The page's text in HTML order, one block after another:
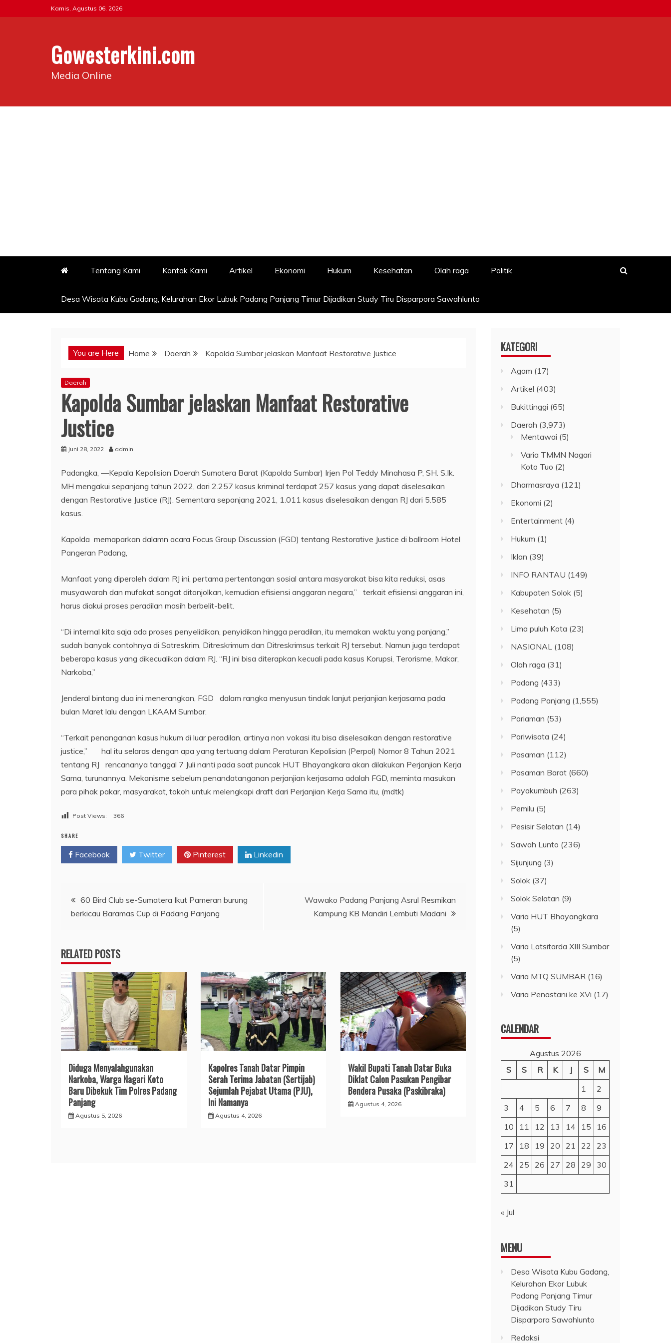
to
Kamis, Agustus 06, 2026
Gowesterkini.com
Media Online
Tentang Kami Kontak Kami Artikel Ekonomi Hukum Kesehatan Olah raga Politik
Desa Wisata Kubu Gadang, Kelurahan Ekor Lubuk Padang Panjang Timur Dijadikan Study Tiru Disparpora Sawahlunto
You are Here Home Daerah Kapolda Sumbar jelaskan Manfaat Restorative Justice
Daerah
Kapolda Sumbar jelaskan Manfaat Restorative
Justice
Juni 28, 2022 admin
Padangka, —Kepala Kepolisian Daerah Sumatera Barat (Kapolda Sumbar) Irjen Pol Teddy Minahasa P, SH. S.Ik.
MH mengakui sepanjang tahun 2022, dari 2.257 kasus kriminal terdapat 257 kasus yang dapat diselesaikan
dengan Restorative Justice (RJ). Sementara sepanjang 2021, 1.011 kasus diselesaikan dengan RJ dari 5.585
kasus.
Kapolda memaparkan dalamn acara Focus Group Discussion (FGD) tentang Restorative Justice di ballroom Hotel
Pangeran Padang,
Manfaat yang diperoleh dalam RJ ini, pertama pertentangan sosial antara masyarakat bisa kita reduksi, asas
musyawarah dan mufakat sangat ditonjolkan, kemudian efisiensi anggaran negara,” terkait efisiensi anggaran ini,
harus diakui proses peradilan masih berbelit-belit.
“Di internal kita saja ada proses penyelidikan, penyidikan hingga peradilan, itu memakan waktu yang panjang,”
sudah banyak contohnya di Satreskrim, Ditreskrimum dan Ditreskrimsus terkait RJ tersebut. Namun juga terdapat
beberapa kasus yang dikecualikan dalam RJ. “RJ ini bisa diterapkan kecuali pada kasus Korupsi, Terorisme, Makar,
Narkoba,”
Jenderal bintang dua ini menerangkan, FGD dalam rangka menyusun tindak lanjut perjanjian kerjasama pada
bulan Maret lalu dengan LKAAM Sumbar.
“Terkait penanganan kasus hukum di luar peradilan, artinya non vokasi itu bisa diselesaikan dengan restorative
justice,” hal itu selaras dengan apa yang tertuang dalam Peraturan Kepolisian (Perpol) Nomor 8 Tahun 2021
tentang RJ rencananya tanggal 7 Juli nanti pada saat puncak HUT Bhayangkara akan dilakukan Perjanjian Kerja
Sama, turunannya. Mekanisme sebelum penandatanganan perjanjian kerjasama adalah FGD, meminta masukan
para pihak pakar, masyarakat, tokoh untuk melengkapi draft dari Perjanjian Kerja Sama itu, (mdtk)
Post Views: 366
SHARE
Facebook Twitter Pinterest Linkedin
Navigasi
pos
60 Bird Club se-Sumatera Ikut Pameran burung
berkicau Baramas Cup di Padang Panjang
Wawako Padang Panjang Asrul Resmikan
Kampung KB Mandiri Lembuti Madani
RELATED POSTS
Diduga Menyalahgunakan
Narkoba, Warga Nagari Koto
Baru Dibekuk Tim Polres Padang
Panjang
Agustus 5, 2026
Kapolres Tanah Datar Pimpin
Serah Terima Jabatan (Sertijab)
Sejumlah Pejabat Utama (PJU),
Ini Namanya
Agustus 4, 2026
Wakil Bupati Tanah Datar Buka
Diklat Calon Pasukan Pengibar
Bendera Pusaka (Paskibraka)
Agustus 4, 2026
KATEGORI
Agam (17)
Artikel (403)
Bukittinggi (65)
Daerah (3,973)
Mentawai (5)
Varia TMMN Nagari
Koto Tuo (2)
Dharmasraya (121)
Ekonomi (2)
Entertainment (4)
Hukum (1)
Iklan (39)
INFO RANTAU (149)
Kabupaten Solok (5)
Kesehatan (5)
Lima puluh Kota (23)
NASIONAL (108)
Olah raga (31)
Padang (433)
Padang Panjang (1,555)
Pariaman (53)
Pariwisata (24)
Pasaman (112)
Pasaman Barat (660)
Payakumbuh (263)
Pemilu (5)
Pesisir Selatan (14)
Sawah Lunto (236)
Sijunjung (3)
Solok (37)
Solok Selatan (9)
Varia HUT Bhayangkara
(5)
Varia Latsitarda XIII Sumbar
(5)
Varia MTQ SUMBAR (16)
Varia Penastani ke XVi (17)
CALENDAR
Agustus 2026
S
S R K J S
M
1
2
3
4 5 6 7 8
9
10
11 12 13 14 15
16
17
18 19 20 21 22
23
24
25 26 27 28 29
30
31
« Jul
MENU
Desa Wisata Kubu Gadang,
Kelurahan Ekor Lubuk
Padang Panjang Timur
Dijadikan Study Tiru
Disparpora Sawahlunto
Redaksi